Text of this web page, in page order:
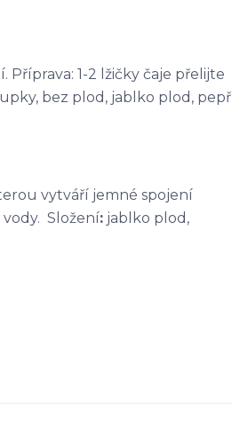
1-2 lžičky čaje přelijte
bez plod, jablko plod, pepř
vytváří jemné spojení
Složení: jablko plod,